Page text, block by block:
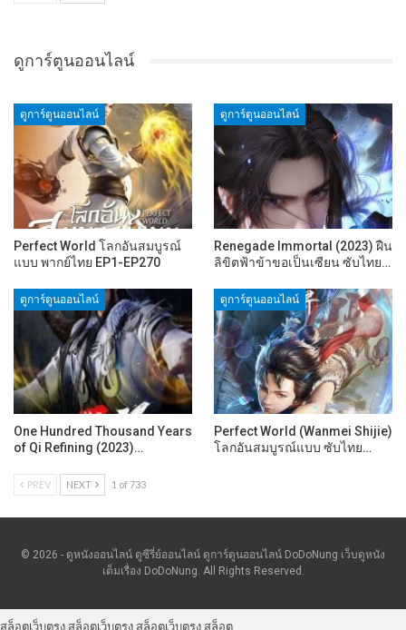
ดูการ์ตูนออนไลน์
ดูการ์ตูนออนไลน์
Perfect World โลกอันสมบูรณ์
แบบ พากย์ไทย EP1-EP270
ดูการ์ตูนออนไลน์
Renegade Immortal (2023) ฝืน
ลิขิตฟ้าข้าขอเป็นเซียน ซับไทย…
ดูการ์ตูนออนไลน์
One Hundred Thousand Years
of Qi Refining (2023)…
ดูการ์ตูนออนไลน์
Perfect World (Wanmei Shijie)
โลกอันสมบูรณ์แบบ ซับไทย…
PREV NEXT 1 of 733
© 2026 - ดูหนังออนไลน์ ดูซีรี่ย์ออนไลน์ ดูการ์ตูนออนไลน์ DoDoNung เว็บดูหนัง
เต็มเรื่อง DoDoNung. All Rights Reserved.
สล็อตเว็บตรง สล็อตเว็บตรง สล็อตเว็บตรง สล็อต